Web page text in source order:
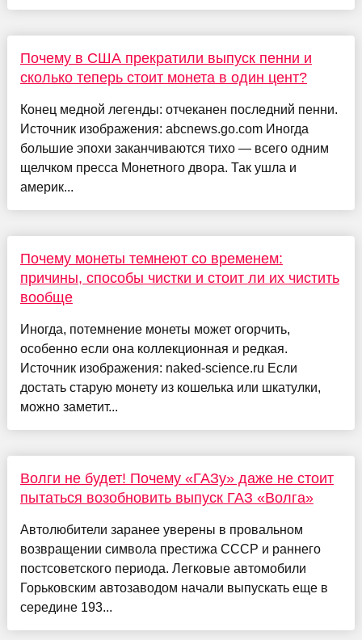
Почему в США прекратили выпуск пенни и
сколько теперь стоит монета в один цент?
Конец медной легенды: отчеканен последний пенни.
Источник изображения: abcnews.go.com Иногда
большие эпохи заканчиваются тихо — всего одним
щелчком пресса Монетного двора. Так ушла и
америк...
Почему монеты темнеют со временем:
причины, способы чистки и стоит ли их чистить
вообще
Иногда, потемнение монеты может огорчить,
особенно если она коллекционная и редкая.
Источник изображения: naked-science.ru Если
достать старую монету из кошелька или шкатулки,
можно заметит...
Волги не будет! Почему «ГАЗу» даже не стоит
пытаться возобновить выпуск ГАЗ «Волга»
Автолюбители заранее уверены в провальном
возвращении символа престижа СССР и раннего
постсоветского периода. Легковые автомобили
Горьковским автозаводом начали выпускать еще в
середине 193...